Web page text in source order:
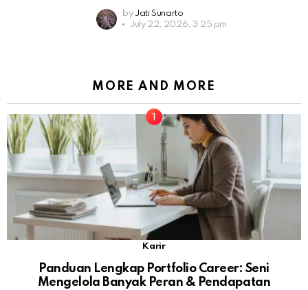
by Jati Sunarto
July 22, 2026, 3:25 pm
MORE AND MORE
Karir
Panduan Lengkap Portfolio Career: Seni
Mengelola Banyak Peran & Pendapatan